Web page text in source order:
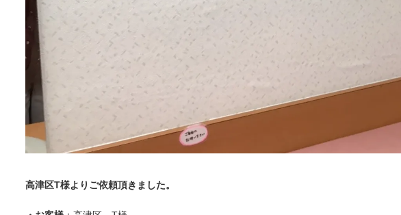
高津区T様よりご依頼頂きました。